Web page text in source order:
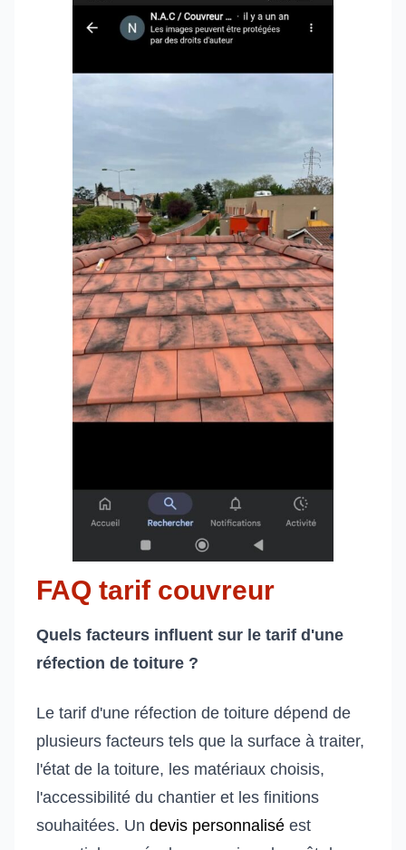
FAQ tarif couvreur
Quels facteurs influent sur le tarif d'une
réfection de toiture ?
Le tarif d'une réfection de toiture dépend de
plusieurs facteurs tels que la surface à traiter,
l'état de la toiture, les matériaux choisis,
l'accessibilité du chantier et les finitions
souhaitées. Un devis personnalisé est